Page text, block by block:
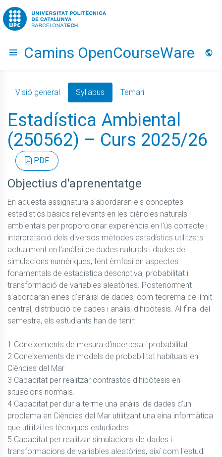
Go to upc.edu
Hide menu
Camins OpenCourseWare
Visió general Syllabus Temari
Estadística Ambiental
(250562) – Curs 2025/26
PDF
Objectius d'aprenentatge
En aquesta assignatura s'abordaran els conceptes
estadístics bàsics rellevants en les ciències naturals i
ambientals per proporcionar experiència en l'ús correcte i
interpretació dels diversos mètodes estadístics utilitzats
actualment en l'anàlisi de dades naturals i dades de
simulacions numèriques, fent èmfasi en aspectes
fonamentals de estadística descriptiva, probabilitat i
transformació de variables aleatòries. Posteriorment
s'abordaran eines d'anàlisi de dades, com teorema de límit
central, distribució de dades i anàlisi d'hipòtesis. Al final del
semestre, els estudiants han de tenir:
1 Coneixements de mesura d'incertesa i probabilitat
2 Coneixements de models de probabilitat habituals en
Ciències del Mar
3 Capacitat per realitzar contrastos d'hipòtesis en
situacions normals.
4 Capacitat per dur a terme una anàlisi de dades d'un
problema en Ciències del Mar utilitzant una eina informàtica
que utilitzi les tècniques estudiades.
5 Capacitat per realitzar simulacions de dades i
transformacions de variables aleatòries, així com l'estudi